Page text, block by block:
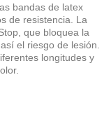
bandas de latex
de resistencia. La
que bloquea la
el riesgo de lesión.
longitudes y